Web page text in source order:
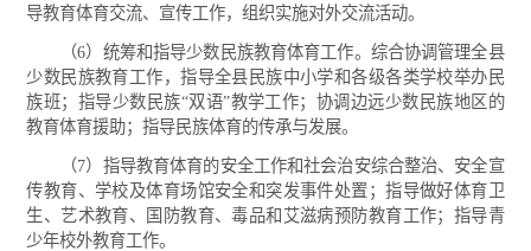
导教育体育交流、宣传工作，组织实施对外交流活动。
（6）统筹和指导少数民族教育体育工作。综合协调管理全县
少数民族教育工作，指导全县民族中小学和各级各类学校举办民
族班；指导少数民族“双语”教学工作；协调边远少数民族地区的
教育体育援助；指导民族体育的传承与发展。
（7）指导教育体育的安全工作和社会治安综合整治、安全宣
传教育、学校及体育场馆安全和突发事件处置；指导做好体育卫
生、艺术教育、国防教育、毒品和艾滋病预防教育工作；指导青
少年校外教育工作。